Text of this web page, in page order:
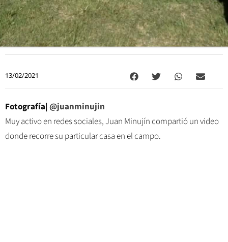
13/02/2021
Fotografía| @juanminujin
Muy activo en redes sociales, Juan Minujín compartió un video
donde recorre su particular casa en el campo.